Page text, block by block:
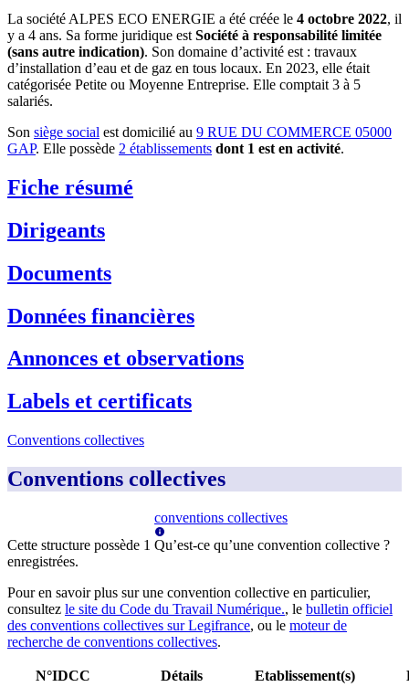
La société ALPES ECO ENERGIE a été créée le 4 octobre 2022, il
y a 4 ans. Sa forme juridique est Société à responsabilité limitée
(sans autre indication). Son domaine d’activité est : travaux
d’installation d’eau et de gaz en tous locaux. En 2023, elle était
catégorisée Petite ou Moyenne Entreprise. Elle comptait 3 à 5
salariés.
Son siège social est domicilié au 9 RUE DU COMMERCE 05000
GAP. Elle possède 2 établissements dont 1 est en activité.
Fiche résumé
Dirigeants
Documents
Données financières
Annonces et observations
Labels et certificats
Conventions collectives
Conventions collectives
Cette structure possède 1
conventions collectives
Qu’est-ce qu’une convention collective ?
enregistrées.
Pour en savoir plus sur une convention collective en particulier,
consultez le site du Code du Travail Numérique., le bulletin officiel
des conventions collectives sur Legifrance, ou le moteur de
recherche de conventions collectives.
N°IDCC Détails Etablissement(s)